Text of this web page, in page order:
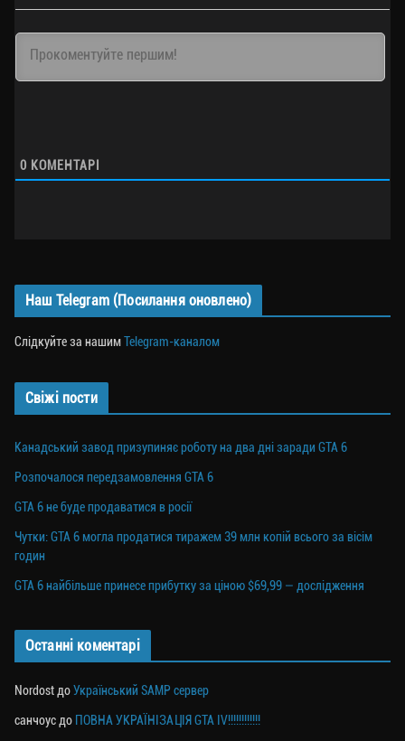
0 КОМЕНТАРІ
Наш Telegram (Посилання оновлено)
Слідкуйте за нашимTelegram-каналом
Свіжі пости
Канадський завод призупиняє роботу на два дні заради GTA 6
Розпочалося передзамовлення GTA 6
GTA 6 не буде продаватися в росії
Чутки: GTA 6 могла продатися тиражем 39 млн копій всього за вісім
годин
GTA 6 найбільше принесе прибутку за ціною $69,99 — дослідження
Останні коментарі
Nordost доУкраїнський SAMP сервер
санчоус до ПОВНА УКРАЇНІЗАЦІЯ GTA IV!!!!!!!!!!!!